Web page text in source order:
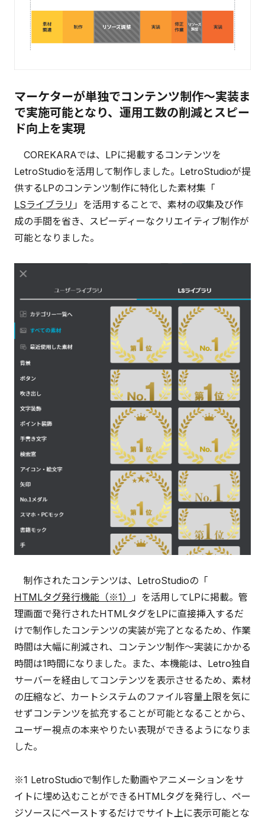
マーケターが単独でコンテンツ制作～実装ま
で実施可能となり、運用工数の削減とスピー
ド向上を実現
COREKARAでは、LPに掲載するコンテンツを
LetroStudioを活用して制作しました。LetroStudioが提
供するLPのコンテンツ制作に特化した素材集「
LSライブラリ 」を活用することで、素材の収集及び作
成の手間を省き、スピーディーなクリエイティブ制作が
可能となりました。
制作されたコンテンツは、LetroStudioの「
HTMLタグ発行機能（※1）
」を活用してLPに掲載。管
理画面で発行されたHTMLタグをLPに直接挿入するだ
けで制作したコンテンツの実装が完了となるため、作業
時間は大幅に削減され、コンテンツ制作〜実装にかかる
時間は1時間になりました。また、本機能は、Letro独自
サーバーを経由してコンテンツを表示させるため、素材
の圧縮など、カートシステムのファイル容量上限を気に
せずコンテンツを拡充することが可能となることから、
ユーザー視点の本来やりたい表現ができるようになりま
した。
※1 LetroStudioで制作した動画やアニメーションをサ
イトに埋め込むことができるHTMLタグを発行し、ペー
ジソースにペーストするだけでサイト上に表示可能とな